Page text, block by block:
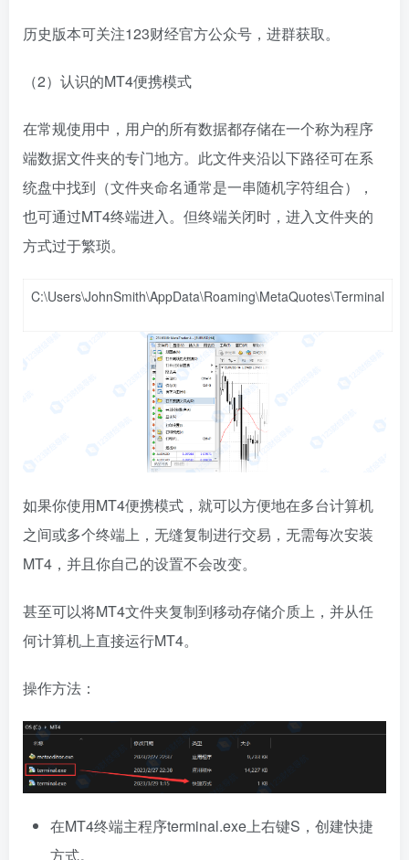
历史版本可关注123财经官方公众号，进群获取。
（2）认识的MT4便携模式
在常规使用中，用户的所有数据都存储在一个称为程序
端数据文件夹的专门地方。此文件夹沿以下路径可在系
统盘中找到（文件夹命名通常是一串随机字符组合），
也可通过MT4终端进入。但终端关闭时，进入文件夹的
方式过于繁琐。
C:\Users\JohnSmith\AppData\Roaming\MetaQuotes\Terminal
如果你使用MT4便携模式，就可以方便地在多台计算机
之间或多个终端上，无缝复制进行交易，无需每次安装
MT4，并且你自己的设置不会改变。
甚至可以将MT4文件夹复制到移动存储介质上，并从任
何计算机上直接运行MT4。
操作方法：
在MT4终端主程序terminal.exe上右键S，创建快捷
方式。